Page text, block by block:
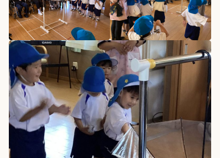
教育理念 園の紹介
写真ギャラリー
入園案内 園庭開放
園の生活 園の特色
鼓笛隊の取り組み
110番直結防犯導入